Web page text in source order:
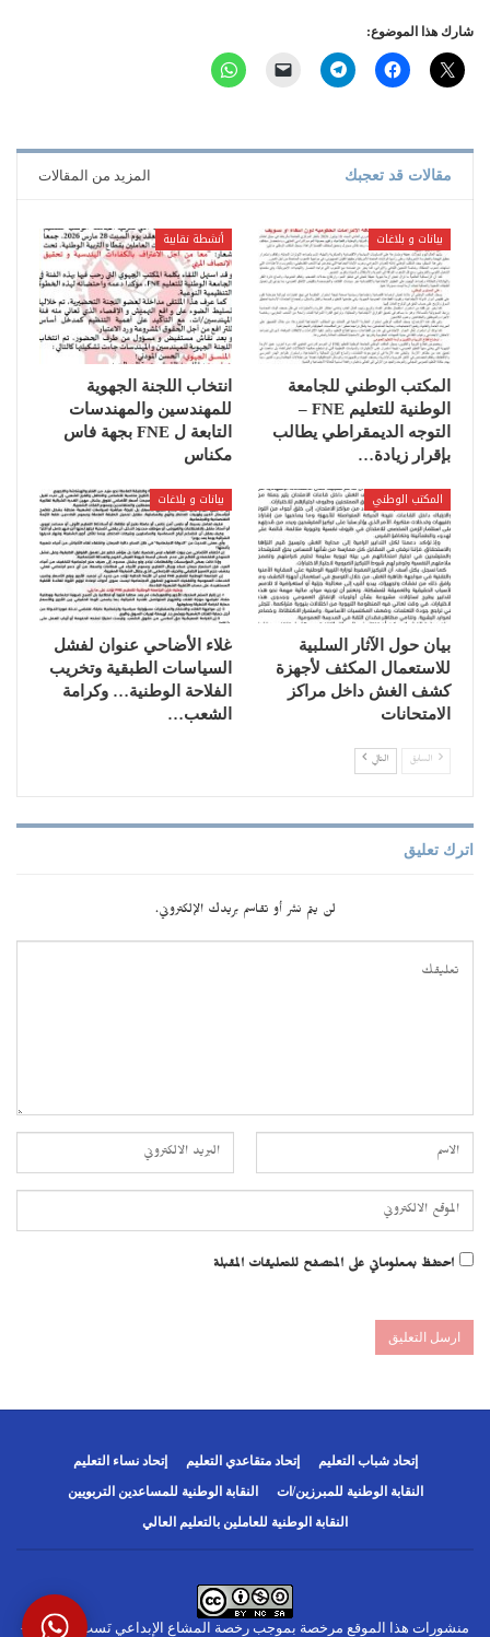
شارك هذا الموضوع:
مقالات قد تعجبك المزيد من المقالات
بيانات و بلاغات
المكتب الوطني للجامعة
الوطنية للتعليم ‏FNE‏ –
التوجه الديمقراطي يطالب
بإقرار ‏زيادة…
أنشطة نقابية
انتخاب اللجنة الجهوية
للمهندسين والمهندسات
التابعة ل FNE بجهة فاس
مكناس
المكتب الوطني
بيان حول الآثار السلبية
للاستعمال المكثف لأجهزة
كشف الغش داخل مراكز
الامتحانات
بيانات و بلاغات
غلاء الأضاحي عنوان لفشل
السياسات الطبقية وتخريب
الفلاحة الوطنية… وكرامة
الشعب…
السابق التالي
اترك تعليق
لن يتم نشر أو تقاسم بريدك الإلكتروني.
احتفظ بمعلوماتي على المتصفح للتعليقات المقبلة
إتحاد شباب التعليم إتحاد متقاعدي التعليم
إتحاد نساء التعليم
النقابة الوطنية للمبرزين/ات
النقابة الوطنية للمساعدين التربويين
النقابة الوطنية للعاملين بالتعليم العالي
منشورات هذا الموقع مرخصة بموجب رخصة المشاع الإبداعي نَسب المُصنَّف -